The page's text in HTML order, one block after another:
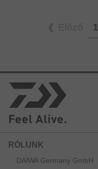
1
RÓLUNK
DAIWA Germany GmbH